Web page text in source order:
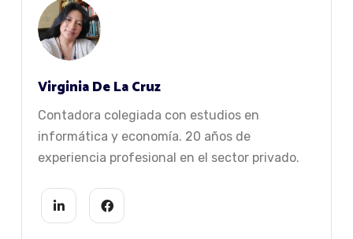
Virginia De La Cruz
Contadora colegiada con estudios en
informática y economía. 20 años de
experiencia profesional en el sector privado.